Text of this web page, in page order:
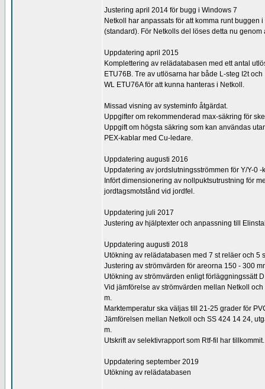
Justering april 2014 för bugg i Windows 7
Netkoll har anpassats för att komma runt
(standard). För Netkolls del löses detta nu
Uppdatering april 2015
Komplettering av relädatabasen med ett antal
ETU76B. Tre av utlösarna har både L-steg I2t
WL ETU76A för att kunna hanteras i Netkoll.
Missad visning av systeminfo åtgärdat.
Uppgifter om rekommenderad max-säkring för
Uppgift om högsta säkring som kan användas
PEX-kablar med Cu-ledare.
Uppdatering augusti 2016
Uppdatering av jordslutningsströmmen för Y/Y-0
Infört dimensionering av nollpuktsutrustning för
jordtagsmotstånd vid jordfel.
Uppdatering juli 2017
Justering av hjälptexter och anpassning till
Uppdatering augusti 2018
Utökning av relädatabasen med 7 st reläer och 5
Justering av strömvärden för areorna 150 - 300
Utökning av strömvärden enligt förläggningssätt
Vid jämförelse av strömvärden mellan Netkoll
m.
Marktemperatur ska väljas till 21-25 grader för
Jämförelsen mellan Netkoll och SS 424 14 24,
m.
Utskrift av selektivrapport som Rtf-fil har
Uppdatering september 2019
Utökning av relädatabasen